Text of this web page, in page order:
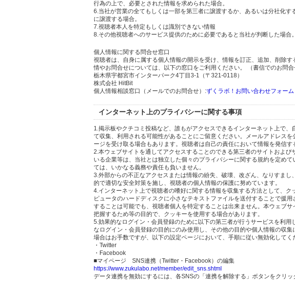
行為の上で、必要とされた情報を求められた場合。
6.当社が営業の全てもしくは一部を第三者に譲渡するか、あるいは分社化
に譲渡する場合。
7.視聴者本人を特定もしくは識別できない情報
8.その他視聴者へのサービス提供のために必要であると当社が判断した場合。
個人情報に関する問合せ窓口
視聴者は、自身に属する個人情報の開示を受け、情報を訂正、追加、削除
情やお問合せについては、以下の窓口をご利用ください。 （書信でのお問合
栃木県宇都宮市インターパーク4丁目3-1（〒321-0118）
株式会社 HitBit
個人情報相談窓口（メールでのお問合せ）:ずくラボ！お問い合わせフォーム
インターネット上のプライバシーに関する事項
1.掲示板やクチコミ投稿など、誰もがアクセスできるインターネット上で
て収集、利用される可能性があることにご留意ください。メールアドレス
ージを受け取る場合もあります。視聴者は自己の責任において情報を発信す
2.本ウェブサイトを通してアクセスすることのできる第三者のサイトおよ
いる企業等は、当社とは独立した個々のプライバシーに関する規約を定め
ては、いかなる義務や責任も負いません。
3.外部からの不正なアクセスまたは情報の紛失、破壊、改ざん、なりすま
的で適切な安全対策を施し、視聴者の個人情報の保護に努めています。
4.インターネット上で視聴者の嗜好に関する情報を収集する方法として、
ピュータのハードディスクに小さなテキストファイルを送付することで援
することは可能でも、視聴者個人を特定することは出来ません。本ウェブ
把握するため等の目的で、クッキーを使用する場合があります。
5.効果的なログイン・会員登録のために以下の第三者が行うサービスを利
なログイン・会員登録の目的にのみ使用し、その他の目的や個人情報の収
場合はお手数ですが、以下の設定ページにおいて、手順に従い無効化してく
・Twitter
・Facebook
■マイページ SNS連携（Twitter・Facebook）の編集
https://www.zukulabo.net/member/edit_sns.shtml
データ連携を無効にするには、各SNSの「連携を解除する」ボタンをクリッ